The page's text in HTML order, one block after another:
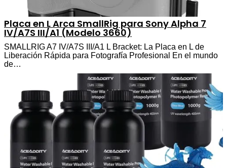
Placa en L Arca SmallRig para Sony Alpha 7
IV/A7S III/A1 (Modelo 3660)
SMALLRIG A7 IV/A7S III/A1 L Bracket: La Placa en L de
Liberación Rápida para Fotografía Profesional En el mundo
de…